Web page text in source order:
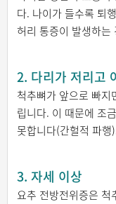
다. 나이가 들수록 퇴
허리 통증이 발생하는
2. 다리가 저리고
척추뼈가 앞으로 빠
립니다. 이 때문에 조
못합니다(간헐적 파행
3. 자세 이상
요추 전방전위증은 척